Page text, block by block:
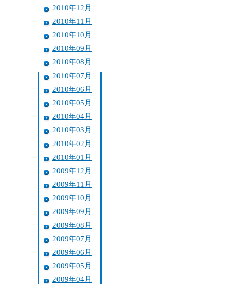
2010年12月
2010年11月
2010年10月
2010年09月
2010年08月
2010年07月
2010年06月
2010年05月
2010年04月
2010年03月
2010年02月
2010年01月
2009年12月
2009年11月
2009年10月
2009年09月
2009年08月
2009年07月
2009年06月
2009年05月
2009年04月